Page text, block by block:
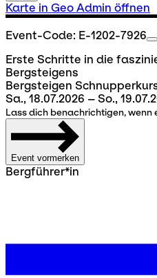
Karte in Geo Admin öffnen
Event-Code: E-1202-7926
Erste Schritte in die
Bergsteigens
Bergsteigen
Sa., 18.07.2026 – So.,
Lass dich benachrichtigen, wenn
Event vormerken
Bergführer*in